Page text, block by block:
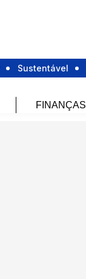
Sustentável
FINANÇAS